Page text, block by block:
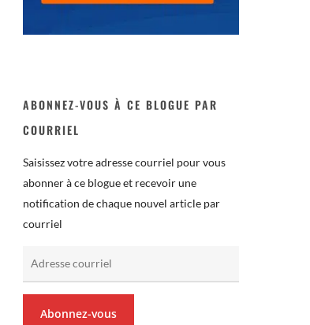
ABONNEZ-VOUS À CE BLOGUE PAR
COURRIEL
Saisissez votre adresse courriel pour vous
abonner à ce blogue et recevoir une
notification de chaque nouvel article par
courriel
Abonnez-vous